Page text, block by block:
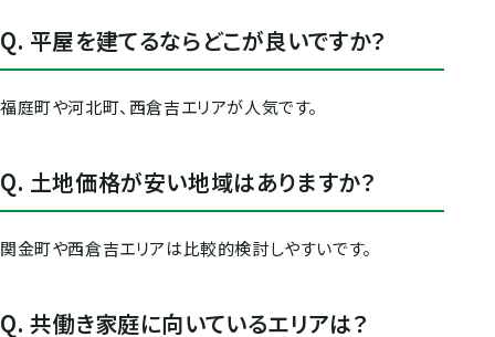
Q. 平屋を建てるならどこが良いですか？
福庭町や河北町、西倉吉エリアが人気です。
Q. 土地価格が安い地域はありますか？
関金町や西倉吉エリアは比較的検討しやすいです。
Q. 共働き家庭に向いているエリアは？